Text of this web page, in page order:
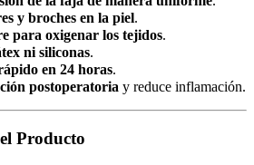
y broches en la piel.
para oxigenar los tejidos.
ni siliconas.
en 24 horas.
postoperatoria y reduce inflamación.
Producto